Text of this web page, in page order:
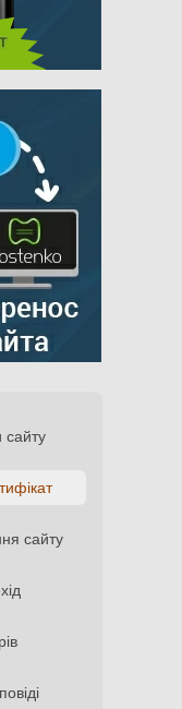
сайту
сайту